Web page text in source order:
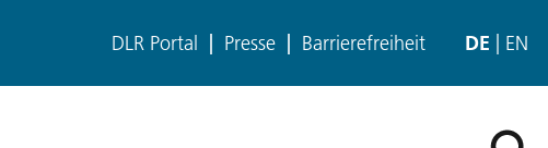
DLR Portal Presse Barrierefreiheit DE EN